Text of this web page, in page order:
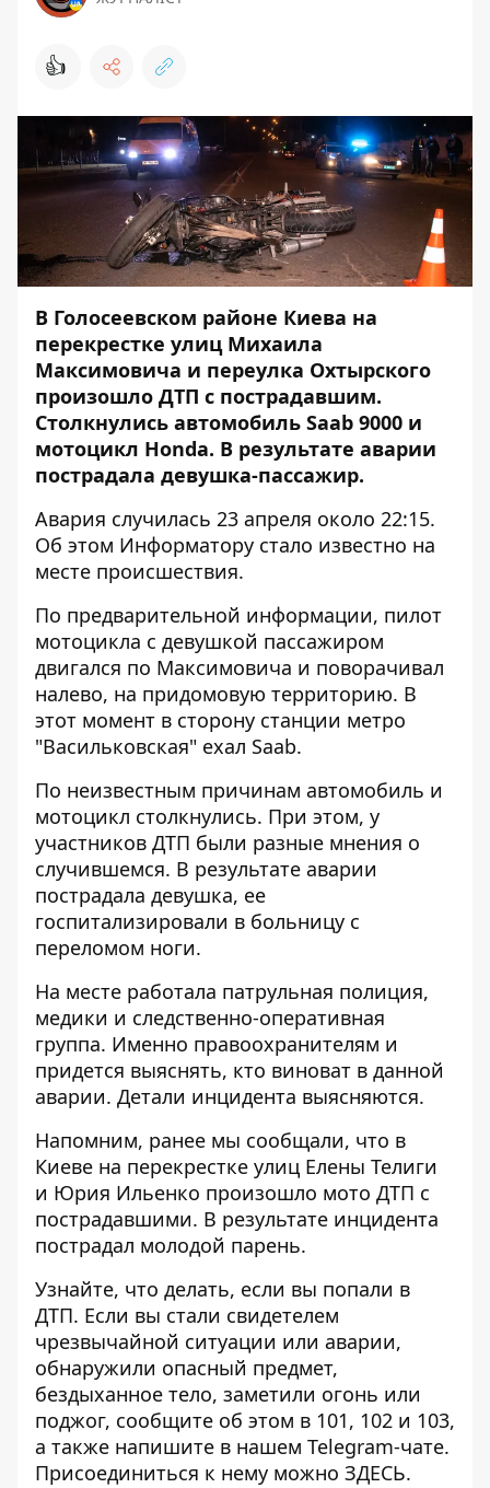
👍
В Голосеевском районе Киева на
перекрестке улиц Михаила
Максимовича и переулка Охтырского
произошло ДТП с пострадавшим.
Столкнулись автомобиль Saab 9000 и
мотоцикл Honda. В результате аварии
пострадала девушка-пассажир.
Авария случилась 23 апреля около 22:15.
Об этом Информатору стало известно на
месте происшествия.
По предварительной информации, пилот
мотоцикла с девушкой пассажиром
двигался по Максимовича и поворачивал
налево, на придомовую территорию. В
этот момент в сторону станции метро
"Васильковская" ехал Saab.
По неизвестным причинам автомобиль и
мотоцикл столкнулись. При этом, у
участников ДТП были разные мнения о
случившемся. В результате аварии
пострадала девушка, ее
госпитализировали в больницу с
переломом ноги.
На месте работала патрульная полиция,
медики и следственно-оперативная
группа. Именно правоохранителям и
придется выяснять, кто виноват в данной
аварии. Детали инцидента выясняются.
Напомним, ранее мы сообщали, что в
Киеве на перекрестке улиц Елены Телиги
и Юрия Ильенко произошло мото ДТП с
пострадавшими. В результате инцидента
пострадал молодой парень.
Узнайте, что делать, если вы попали в
ДТП. Если вы стали свидетелем
чрезвычайной ситуации или аварии,
обнаружили опасный предмет,
бездыханное тело, заметили огонь или
поджог, сообщите об этом в 101, 102 и 103,
а также напишите в нашем Telegram-чате.
Присоединиться к нему можно ЗДЕСЬ.